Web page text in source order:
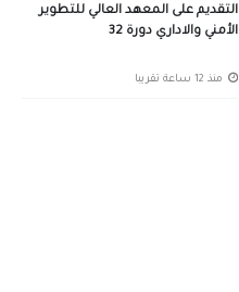
التقديم على المعهد العالي للتطوير
الأمني والاداري دورة 32
منذ 12 ساعة تقريبا